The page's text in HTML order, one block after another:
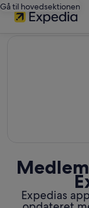
Gå til hovedsektionen
Expedias